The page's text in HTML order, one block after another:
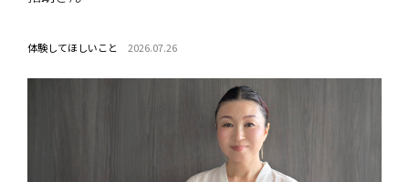
体験してほしいこと 2026.07.26